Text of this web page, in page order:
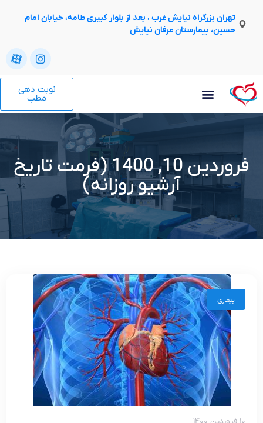
تهران بزرگراه نیایش غرب ، بعد از بلوار کبیری طامه، خیابان امام
حسین، بیمارستان عرفان نیایش
نوبت دهی
مطب
فروردین 10, 1400 (فرمت تاریخ
آرشیو روزانه)
بیماری